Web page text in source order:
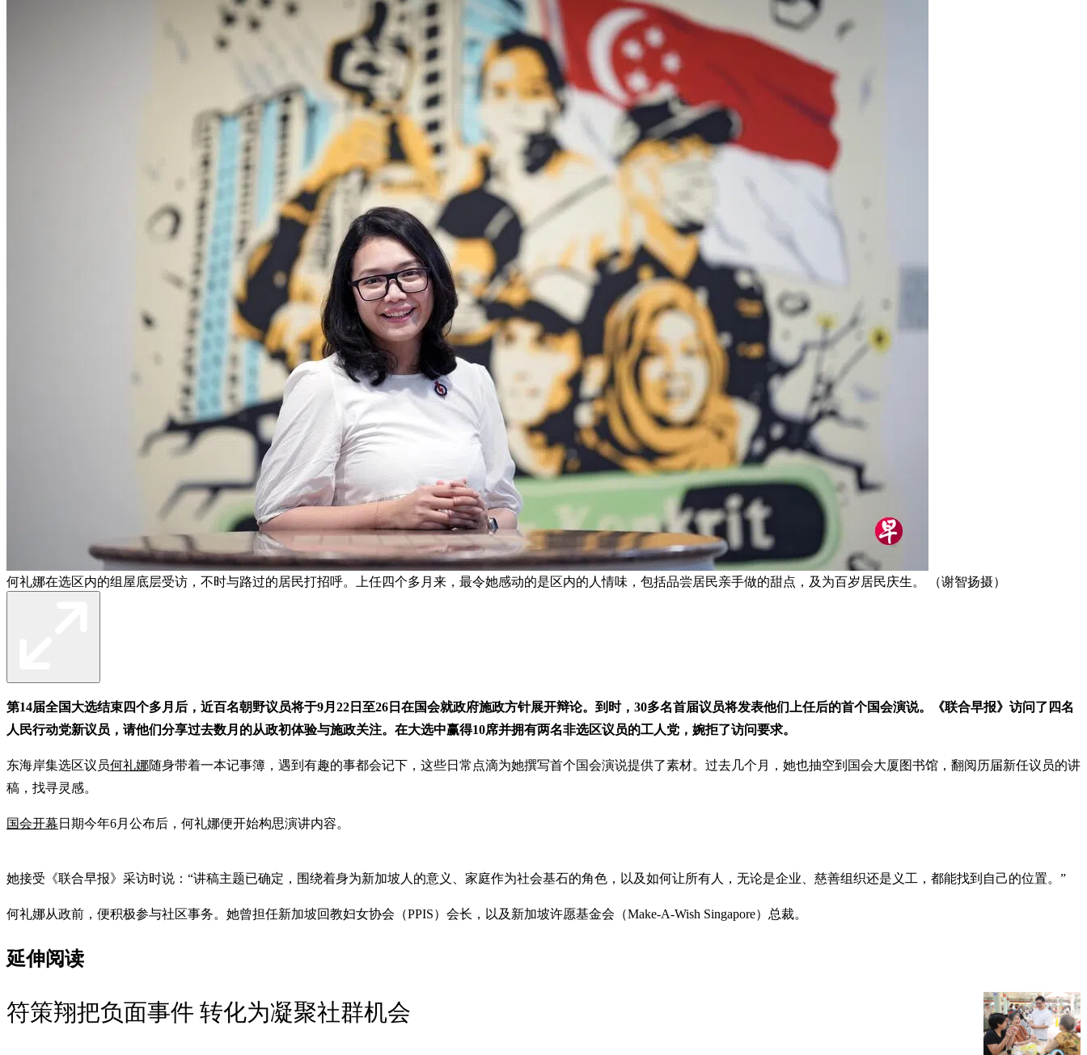
何礼娜在选区内的组屋底层受访，不时与路过的居民打招呼。上任四个多月来，最令她感动的是区内的人情味，包括品尝居民亲手做的甜点，及为百岁居民庆生。 （谢智扬摄）
第14届全国大选结束四个多月后，近百名朝野议员将于9月22日至26日在国会就政府施政方针展开辩论。到时，30多名首届议员将发表他们上任后的首个国会演说。《联合早报》访问了四名
人民行动党新议员，请他们分享过去数月的从政初体验与施政关注。在大选中赢得10席并拥有两名非选区议员的工人党，婉拒了访问要求。
东海岸集选区议员何礼娜随身带着一本记事簿，遇到有趣的事都会记下，这些日常点滴为她撰写首个国会演说提供了素材。过去几个月，她也抽空到国会大厦图书馆，翻阅历届新任议员的讲
稿，找寻灵感。
国会开幕 日期今年6月公布后，何礼娜便开始构思演讲内容。
她接受《联合早报》采访时说：“讲稿主题已确定，围绕着身为新加坡人的意义、家庭作为社会基石的角色，以及如何让所有人，无论是企业、慈善组织还是义工，都能找到自己的位置。”
何礼娜从政前，便积极参与社区事务。她曾担任新加坡回教妇女协会（PPIS）会长，以及新加坡许愿基金会（Make-A-Wish Singapore）总裁。
延伸阅读
符策翔把负面事件 转化为凝聚社群机会